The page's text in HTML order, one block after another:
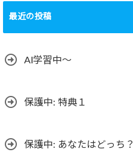
テ
リ
最近の投稿
AI学習中〜
保護中: 特典１
保護中: あなたはどっち？